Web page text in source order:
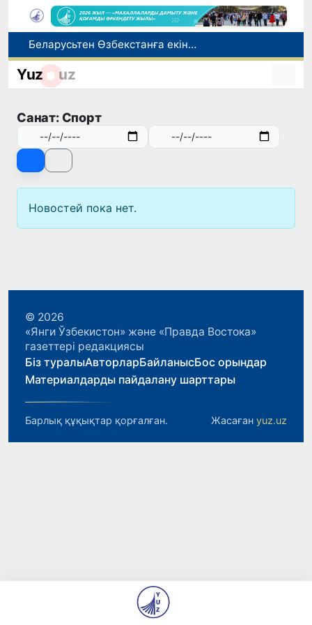
Беларусьтен Өзбекстанға екінші тікелей жүк пойызы жөнелтілді
Адам саудасынан зардап шеккен азаматтар әлеуметтік қызметтермен қамтылады
Жарты жылда Өзбекстанда қанша егіз сәби дүниеге келді?
Yuz uz
Санат: Спорт
Новостей пока нет.
© 2026
«Янги Ўзбекистон» және «Правда Востока»
газеттері редакциясы
Біз туралыАвторларБайланысБос орындар
Материалдарды пайдалану шарттары
Барлық құқықтар қорғалған. Жасаған yuz.uz